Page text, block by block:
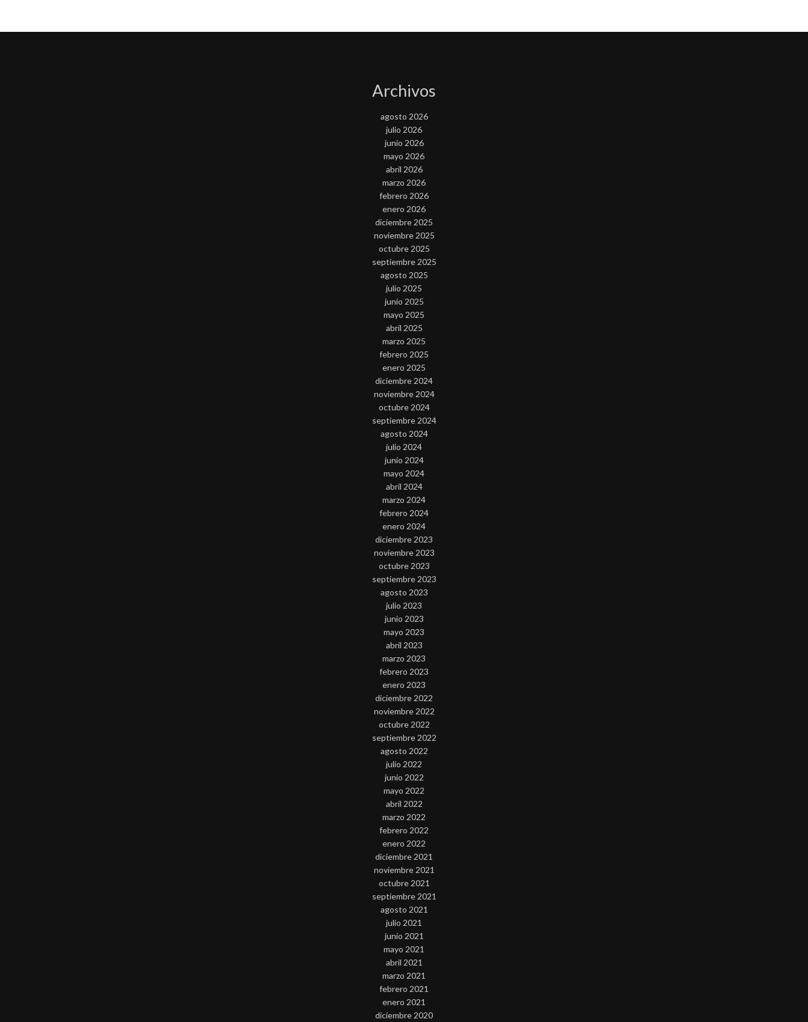
Archivos
agosto 2026
julio 2026
junio 2026
mayo 2026
abril 2026
marzo 2026
febrero 2026
enero 2026
diciembre 2025
noviembre 2025
octubre 2025
septiembre 2025
agosto 2025
julio 2025
junio 2025
mayo 2025
abril 2025
marzo 2025
febrero 2025
enero 2025
diciembre 2024
noviembre 2024
octubre 2024
septiembre 2024
agosto 2024
julio 2024
junio 2024
mayo 2024
abril 2024
marzo 2024
febrero 2024
enero 2024
diciembre 2023
noviembre 2023
octubre 2023
septiembre 2023
agosto 2023
julio 2023
junio 2023
mayo 2023
abril 2023
marzo 2023
febrero 2023
enero 2023
diciembre 2022
noviembre 2022
octubre 2022
septiembre 2022
agosto 2022
julio 2022
junio 2022
mayo 2022
abril 2022
marzo 2022
febrero 2022
enero 2022
diciembre 2021
noviembre 2021
octubre 2021
septiembre 2021
agosto 2021
julio 2021
junio 2021
mayo 2021
abril 2021
marzo 2021
febrero 2021
enero 2021
diciembre 2020